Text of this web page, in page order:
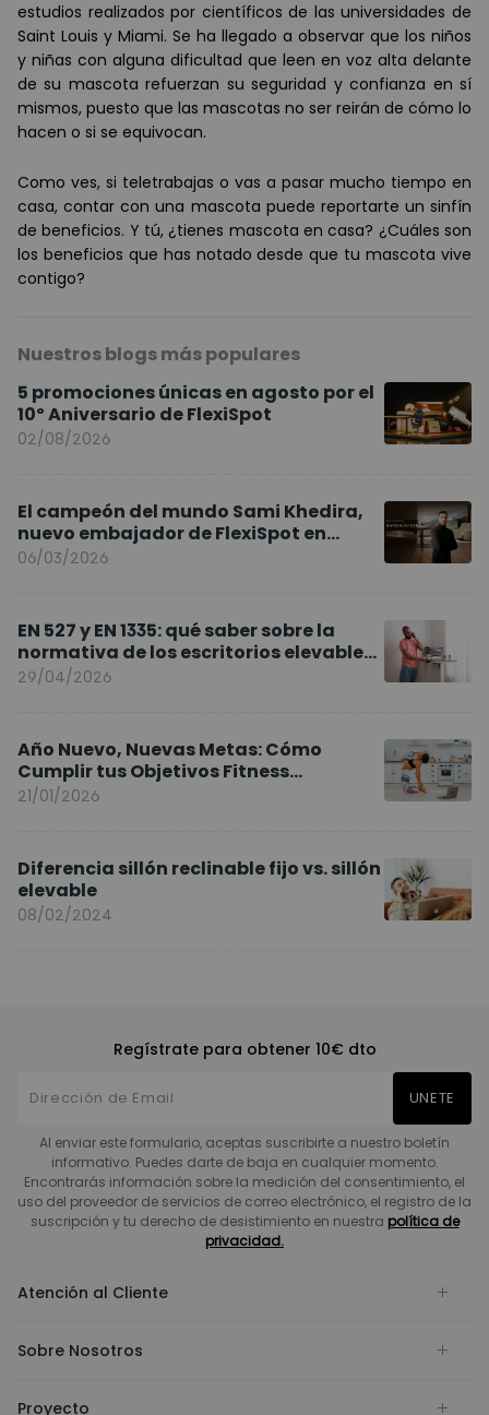
estudios realizados por científicos de las universidades de
Saint Louis y Miami. Se ha llegado a observar que los niños
y niñas con alguna dificultad que leen en voz alta delante
de su mascota refuerzan su seguridad y confianza en sí
mismos, puesto que las mascotas no ser reirán de cómo lo
hacen o si se equivocan.
Como ves, si teletrabajas o vas a pasar mucho tiempo en
casa, contar con una mascota puede reportarte un sinfín
de beneficios. Y tú, ¿tienes mascota en casa? ¿Cuáles son
los beneficios que has notado desde que tu mascota vive
contigo?
Nuestros blogs más populares
5 promociones únicas en agosto por el
10º Aniversario de FlexiSpot
02/08/2026
El campeón del mundo Sami Khedira,
nuevo embajador de FlexiSpot en
Europa
06/03/2026
EN 527 y EN 1335: qué saber sobre la
normativa de los escritorios elevables
y sillas ergonómicas
29/04/2026
Año Nuevo, Nuevas Metas: Cómo
Cumplir tus Objetivos Fitness
Entrenando en Casa
21/01/2026
Diferencia sillón reclinable fijo vs. sillón
elevable
08/02/2024
Regístrate para obtener 10€ dto
UNETE
Al enviar este formulario, aceptas suscribirte a nuestro boletín
informativo. Puedes darte de baja en cualquier momento.
Encontrarás información sobre la medición del consentimiento, el
uso del proveedor de servicios de correo electrónico, el registro de la
suscripción y tu derecho de desistimiento en nuestra política de
privacidad.
Atención al Cliente
Sobre Nosotros
Proyecto